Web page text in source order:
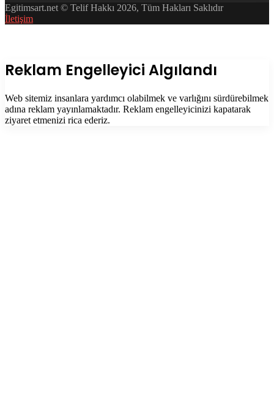
Egitimsart.net © Telif Hakkı 2026, Tüm Hakları Saklıdır
İletişim
Kapalı
Reklam Engelleyici Algılandı
Web sitemiz insanlara yardımcı olabilmek ve varlığını sürdürebilmek
adına reklam yayınlamaktadır. Reklam engelleyicinizi kapatarak
ziyaret etmenizi rica ederiz.